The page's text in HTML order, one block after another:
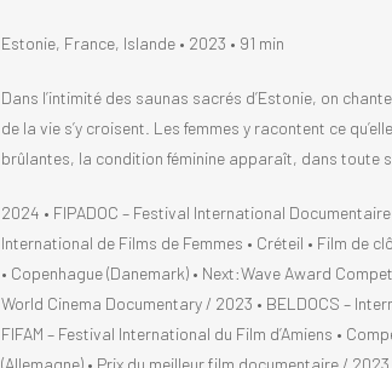
Estonie, France, Islande • 2023 • 91 min
Dans l’intimité des saunas sacrés d’Estonie, on
de la vie s’y croisent. Les femmes y racontent ce
brûlantes, la condition féminine apparaît, dans toute
2024 • FIPADOC – Festival International
International de Films de Femmes • Créteil • Film de
• Copenhague (Danemark) • Next:Wave Award
World Cinema Documentary / 2023 • BELDOCS –
FIFAM – Festival International du Film d’Amiens •
(Allemagne) • Prix du meilleur film documentaire /